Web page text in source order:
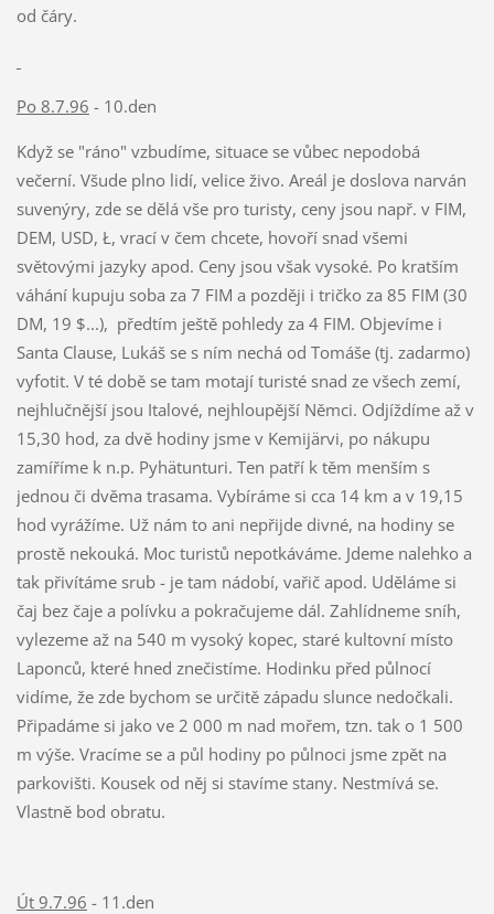
od čáry.
Po 8.7.96 - 10.den
Když se "ráno" vzbudíme, situace se vůbec nepodobá
večerní. Všude plno lidí, velice živo. Areál je doslova narván
suvenýry, zde se dělá vše pro turisty, ceny jsou např. v FIM,
DEM, USD, Ł, vrací v čem chcete, hovoří snad všemi
světovými jazyky apod. Ceny jsou však vysoké. Po kratším
váhání kupuju soba za 7 FIM a později i tričko za 85 FIM (30
DM, 19 $...), předtím ještě pohledy za 4 FIM. Objevíme i
Santa Clause, Lukáš se s ním nechá od Tomáše (tj. zadarmo)
vyfotit. V té době se tam motají turisté snad ze všech zemí,
nejhlučnější jsou Italové, nejhloupější Němci. Odjíždíme až v
15,30 hod, za dvě hodiny jsme v Kemijärvi, po nákupu
zamíříme k n.p. Pyhätunturi. Ten patří k těm menším s
jednou či dvěma trasama. Vybíráme si cca 14 km a v 19,15
hod vyrážíme. Už nám to ani nepřijde divné, na hodiny se
prostě nekouká. Moc turistů nepotkáváme. Jdeme nalehko a
tak přivítáme srub - je tam nádobí, vařič apod. Uděláme si
čaj bez čaje a polívku a pokračujeme dál. Zahlídneme sníh,
vylezeme až na 540 m vysoký kopec, staré kultovní místo
Laponců, které hned znečistíme. Hodinku před půlnocí
vidíme, že zde bychom se určitě západu slunce nedočkali.
Připadáme si jako ve 2 000 m nad mořem, tzn. tak o 1 500
m výše. Vracíme se a půl hodiny po půlnoci jsme zpět na
parkovišti. Kousek od něj si stavíme stany. Nestmívá se.
Vlastně bod obratu.
Út 9.7.96 - 11.den